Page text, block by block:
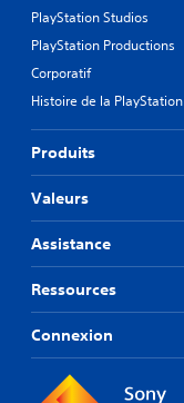
PlayStation Studios
PlayStation Productions
Corporatif
Histoire de la PlayStation
Produits
Valeurs
Assistance
Ressources
Connexion